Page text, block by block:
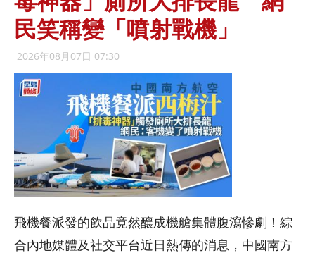
民笑稱變「噴射戰機」
2026年08月07日 07:30
飛機餐派發的飲品竟然釀成機艙集體腹瀉慘劇！綜
合內地媒體及社交平台近日熱傳的消息，中國南方